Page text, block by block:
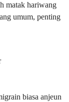
matak hariwang
umum, penting
biasa anjeun